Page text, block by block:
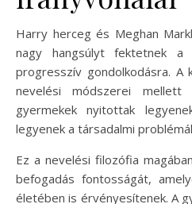
Harry herceg és Meghan
nagy hangsúlyt fektetnek
progresszív gondolkodásra. A
nevelési módszerei
gyermekek nyitottak
legyenek a társadalmi
Ez a nevelési filozófia
befogadás fontosságát,
életében is érvényesítenek. A